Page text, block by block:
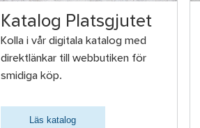
Katalog Platsgjutet
Kolla i vår digitala katalog med
direktlänkar till webbutiken för
smidiga köp.
Läs katalog